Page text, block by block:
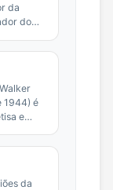
da
do
1944) é
e
da